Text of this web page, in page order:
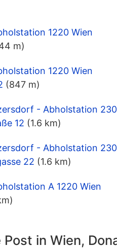
1220 Wien
m)
1220 Wien
(847 m)
- Abholstation
12 (1.6 km)
- Abholstation
22 (1.6 km)
A 1220 Wien
in Wien,